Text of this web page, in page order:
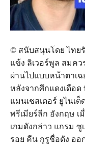
© สนับสนุนโดย ไทย
แข้ง ลิเวอร์พูล สมค
ผ่านไปแบบหน้าตาเฉ
หลังจากศึกแดงเดือด
แมนเชสเตอร์ ยูไนเ
พรีเมียร์ลีก อังกฤษ
เกมดังกล่าว แกรม
รอย คีน กูรูชื่อดัง ออ